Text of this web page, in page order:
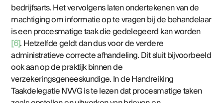
bedrijfsarts. Het vervolgens laten ondertekenen van de
machtiging om informatie op te vragen bij de behandelaar
is een procesmatige taak die gedelegeerd kan worden
[6]. Hetzelfde geldt dan dus voor de verdere
administratieve correcte afhandeling. Dit sluit bijvoorbeeld
ook aan op de praktijk binnen de
verzekeringsgeneeskundige. In de Handreiking
Taakdelegatie NVVG is te lezen dat procesmatige taken